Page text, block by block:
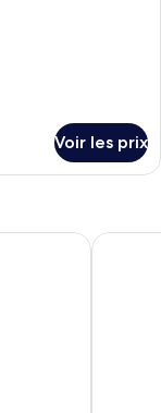
Voir les prix
Ibis